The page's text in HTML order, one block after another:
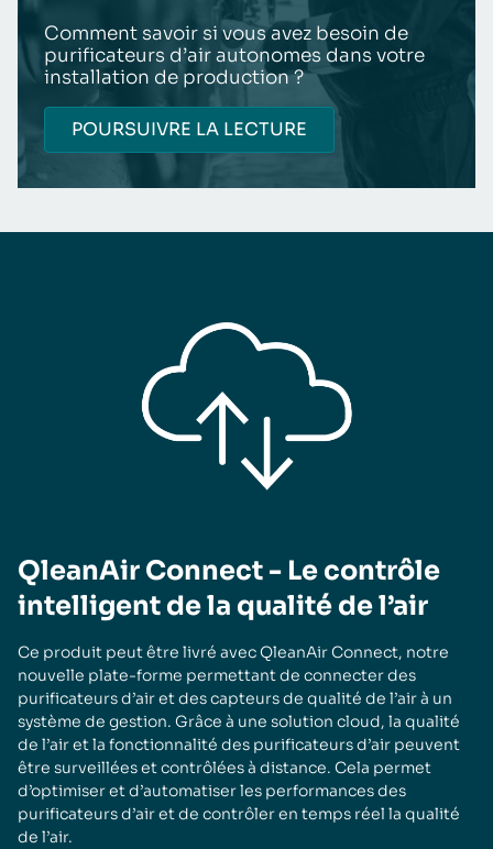
Comment savoir si vous avez besoin de
purificateurs d’air autonomes dans votre
installation de production ?
POURSUIVRE LA LECTURE
QleanAir Connect - Le contrôle
intelligent de la qualité de l’air
Ce produit peut être livré avec QleanAir Connect, notre
nouvelle plate-forme permettant de connecter des
purificateurs d’air et des capteurs de qualité de l’air à un
système de gestion. Grâce à une solution cloud, la qualité
de l’air et la fonctionnalité des purificateurs d’air peuvent
être surveillées et contrôlées à distance. Cela permet
d’optimiser et d’automatiser les performances des
purificateurs d’air et de contrôler en temps réel la qualité
de l’air.